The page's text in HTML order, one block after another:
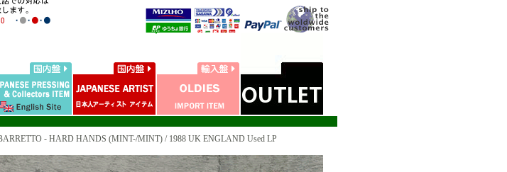
- HARD HANDS (MINT-/MINT) / 1988 UK ENGLAND Used LP